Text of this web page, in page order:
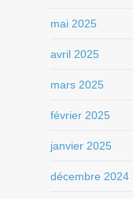
mai 2025
avril 2025
mars 2025
février 2025
janvier 2025
décembre 2024